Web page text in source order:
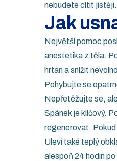
nebudete cítit jistěji.
Jak
Největší pomoc
anestetika z těla.
hrtan a snížit
Pohybujte se
Nepřetěžujte se,
Spánek je klíčový.
regenerovat. Pokud
Uleví také teplý
alespoň 24 hodin